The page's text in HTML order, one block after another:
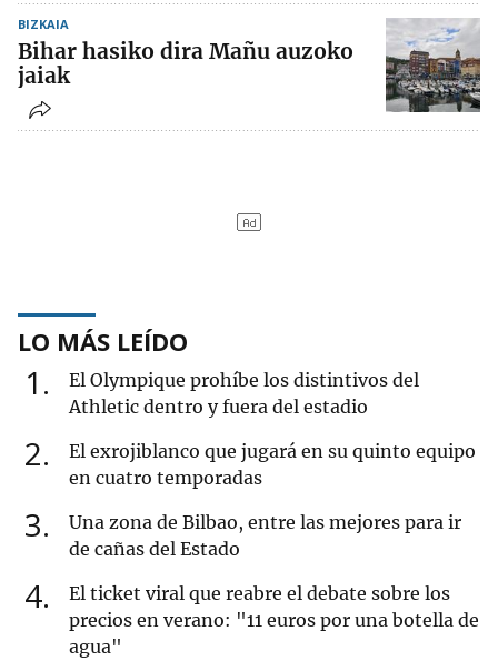
BIZKAIA
Bihar hasiko dira Mañu auzoko
jaiak
LO MÁS LEÍDO
1
El Olympique prohíbe los distintivos del
Athletic dentro y fuera del estadio
2
El exrojiblanco que jugará en su quinto equipo
en cuatro temporadas
3
Una zona de Bilbao, entre las mejores para ir
de cañas del Estado
4
El ticket viral que reabre el debate sobre los
precios en verano: "11 euros por una botella de
agua"